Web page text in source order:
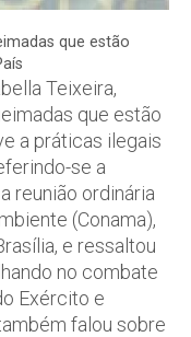
que estão
Teixeira,
que estão
a práticas ilegais
se a
reunião ordinária
(Conama),
e ressaltou
no combate
Exército e
falou sobre